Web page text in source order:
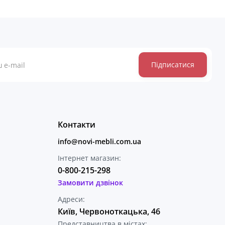
Підписатися
Контакти
info@novi-mebli.com.ua
Інтернет магазин:
0-800-215-298
Замовити дзвінок
Адреси:
Київ, Червоноткацька, 46